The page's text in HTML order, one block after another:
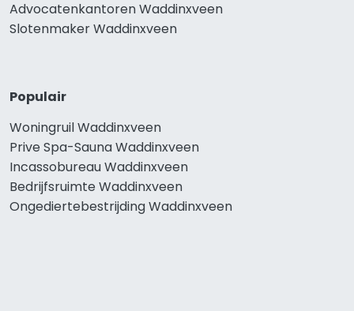
Advocatenkantoren Waddinxveen
Slotenmaker Waddinxveen
Populair
Woningruil Waddinxveen
Prive Spa-Sauna Waddinxveen
Incassobureau Waddinxveen
Bedrijfsruimte Waddinxveen
Ongediertebestrijding Waddinxveen